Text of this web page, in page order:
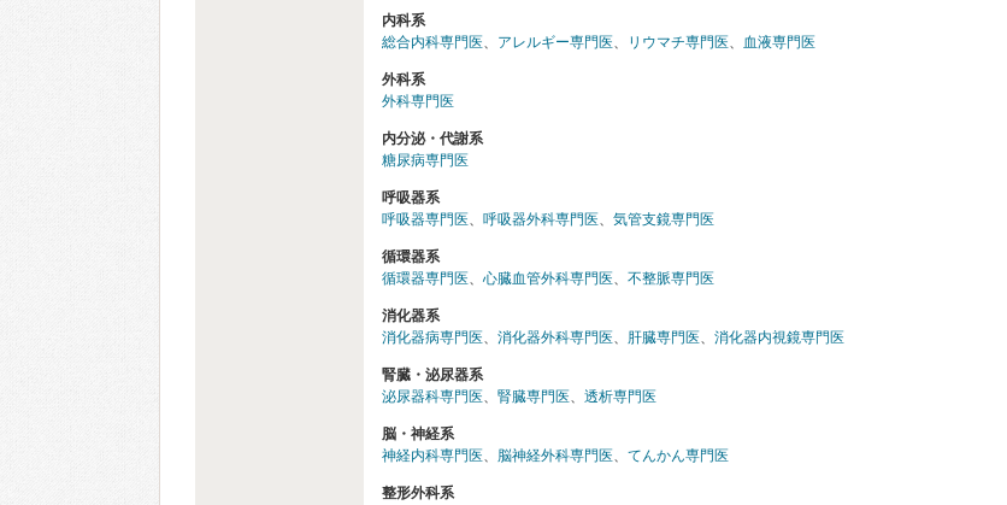
内科系
総合内科専門医、 アレルギー専門医、 リウマチ専門医、 血液専門医
外科系
外科専門医
内分泌・代謝系
糖尿病専門医
呼吸器系
呼吸器専門医、 呼吸器外科専門医、 気管支鏡専門医
循環器系
循環器専門医、 心臓血管外科専門医、 不整脈専門医
消化器系
消化器病専門医、 消化器外科専門医、 肝臓専門医、 消化器内視鏡専門医
腎臓・泌尿器系
泌尿器科専門医、 腎臓専門医、 透析専門医
脳・神経系
神経内科専門医、 脳神経外科専門医、 てんかん専門医
整形外科系